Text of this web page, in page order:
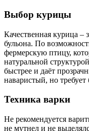
Выбор курицы
Качественная курица –
бульона. По
фермерскую птицу,
натуральной
быстрее и даёт
наваристый, но
Техника варки
Не рекомендуется
не мутнел и не